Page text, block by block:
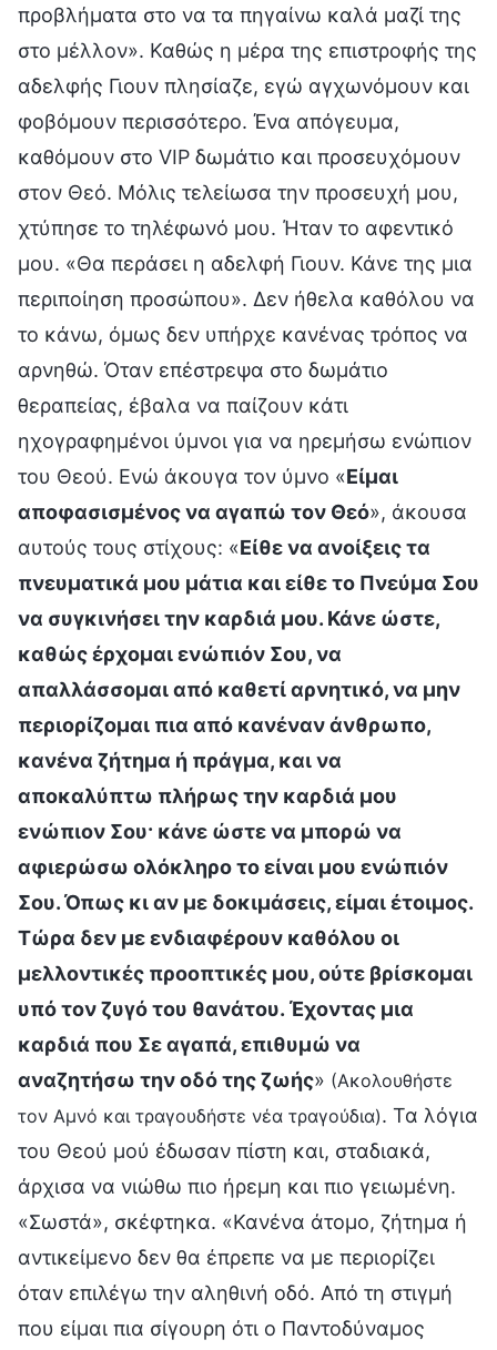
προβλήματα στο να τα πηγαίνω καλά μαζί της
στο μέλλον». Καθώς η μέρα της επιστροφής της
αδελφής Γιουν πλησίαζε, εγώ αγχωνόμουν και
φοβόμουν περισσότερο. Ένα απόγευμα,
καθόμουν στο VIP δωμάτιο και προσευχόμουν
στον Θεό. Μόλις τελείωσα την προσευχή μου,
χτύπησε το τηλέφωνό μου. Ήταν το αφεντικό
μου. «Θα περάσει η αδελφή Γιουν. Κάνε της μια
περιποίηση προσώπου». Δεν ήθελα καθόλου να
το κάνω, όμως δεν υπήρχε κανένας τρόπος να
αρνηθώ. Όταν επέστρεψα στο δωμάτιο
θεραπείας, έβαλα να παίζουν κάτι
ηχογραφημένοι ύμνοι για να ηρεμήσω ενώπιον
του Θεού. Ενώ άκουγα τον ύμνο «Είμαι
αποφασισμένος να αγαπώ τον Θεό», άκουσα
αυτούς τους στίχους: «Είθε να ανοίξεις τα
πνευματικά μου μάτια και είθε το Πνεύμα Σου
να συγκινήσει την καρδιά μου. Κάνε ώστε,
καθώς έρχομαι ενώπιόν Σου, να
απαλλάσσομαι από καθετί αρνητικό, να μην
περιορίζομαι πια από κανέναν άνθρωπο,
κανένα ζήτημα ή πράγμα, και να
αποκαλύπτω πλήρως την καρδιά μου
ενώπιον Σου· κάνε ώστε να μπορώ να
αφιερώσω ολόκληρο το είναι μου ενώπιόν
Σου. Όπως κι αν με δοκιμάσεις, είμαι έτοιμος.
Τώρα δεν με ενδιαφέρουν καθόλου οι
μελλοντικές προοπτικές μου, ούτε βρίσκομαι
υπό τον ζυγό του θανάτου. Έχοντας μια
καρδιά που Σε αγαπά, επιθυμώ να
αναζητήσω την οδό της ζωής» (Ακολουθήστε
τον Αμνό και τραγουδήστε νέα τραγούδια). Τα λόγια
του Θεού μού έδωσαν πίστη και, σταδιακά,
άρχισα να νιώθω πιο ήρεμη και πιο γειωμένη.
«Σωστά», σκέφτηκα. «Κανένα άτομο, ζήτημα ή
αντικείμενο δεν θα έπρεπε να με περιορίζει
όταν επιλέγω την αληθινή οδό. Από τη στιγμή
που είμαι πια σίγουρη ότι ο Παντοδύναμος